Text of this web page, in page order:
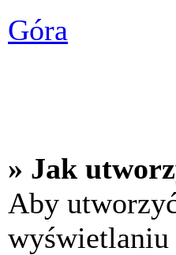
Góra
» Jak
Aby
wyświetlaniu